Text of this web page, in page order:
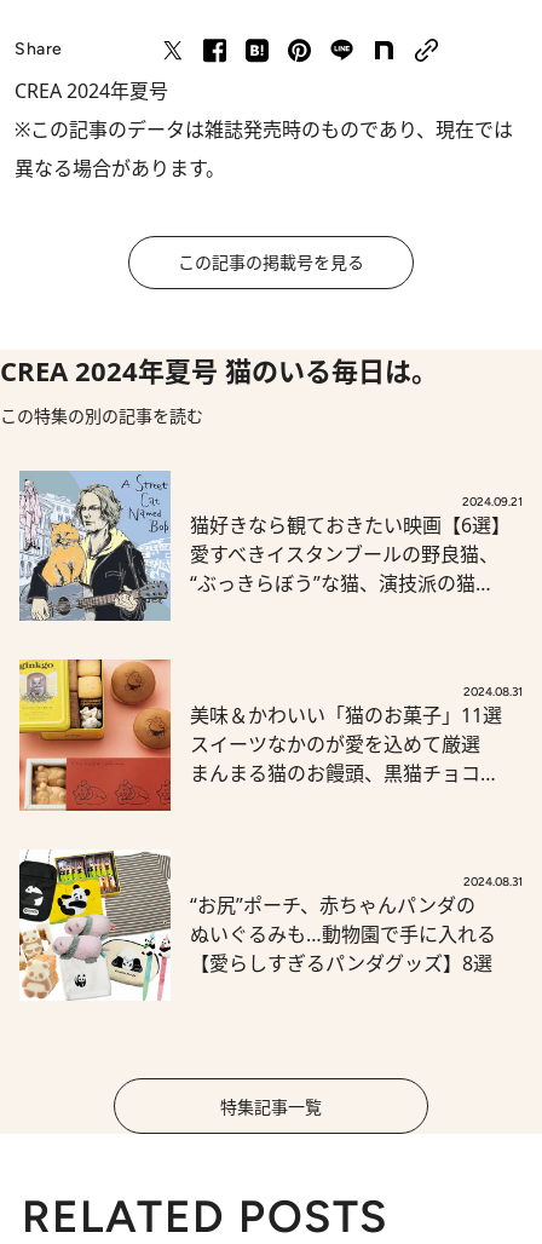
Share
CREA 2024年夏号
※この記事のデータは雑誌発売時のものであり、現在では
異なる場合があります。
この記事の掲載号を見る
CREA 2024年夏号 猫のいる毎日は。
この特集の別の記事を読む
2024.09.21
猫好きなら観ておきたい映画【6選】
愛すべきイスタンブールの野良猫、
“ぶっきらぼう”な猫、演技派の猫…
2024.08.31
美味＆かわいい「猫のお菓子」11選
スイーツなかのが愛を込めて厳選
まんまる猫のお饅頭、黒猫チョコ…
2024.08.31
“お尻”ポーチ、赤ちゃんパンダの
ぬいぐるみも…動物園で手に入れる
【愛らしすぎるパンダグッズ】8選
特集記事一覧
RELATED POSTS